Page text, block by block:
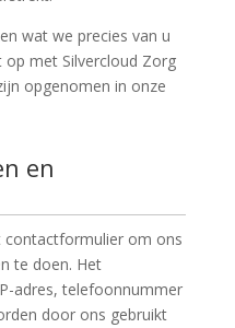
wat we precies van u
met Silvercloud Zorg
opgenomen in onze
en
contactformulier om ons
te doen. Het
adres, telefoonnummer
door ons gebruikt